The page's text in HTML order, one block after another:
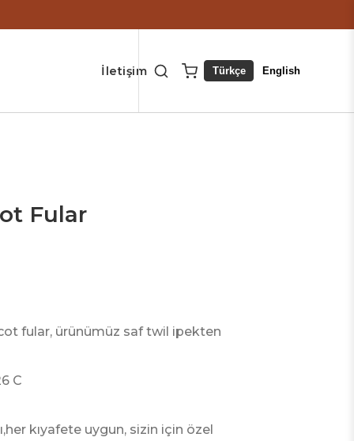
İletişim Türkçe English
Fular
fular, ürünümüz saf twil ipekten
C
kıyafete uygun, sizin için özel